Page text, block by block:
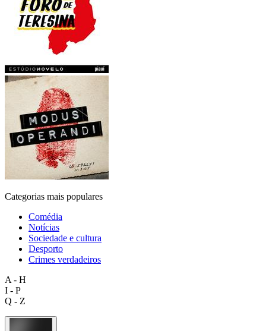
Categorias mais populares
Comédia
Notícias
Sociedade e cultura
Desporto
Crimes verdadeiros
A - H
I - P
Q - Z